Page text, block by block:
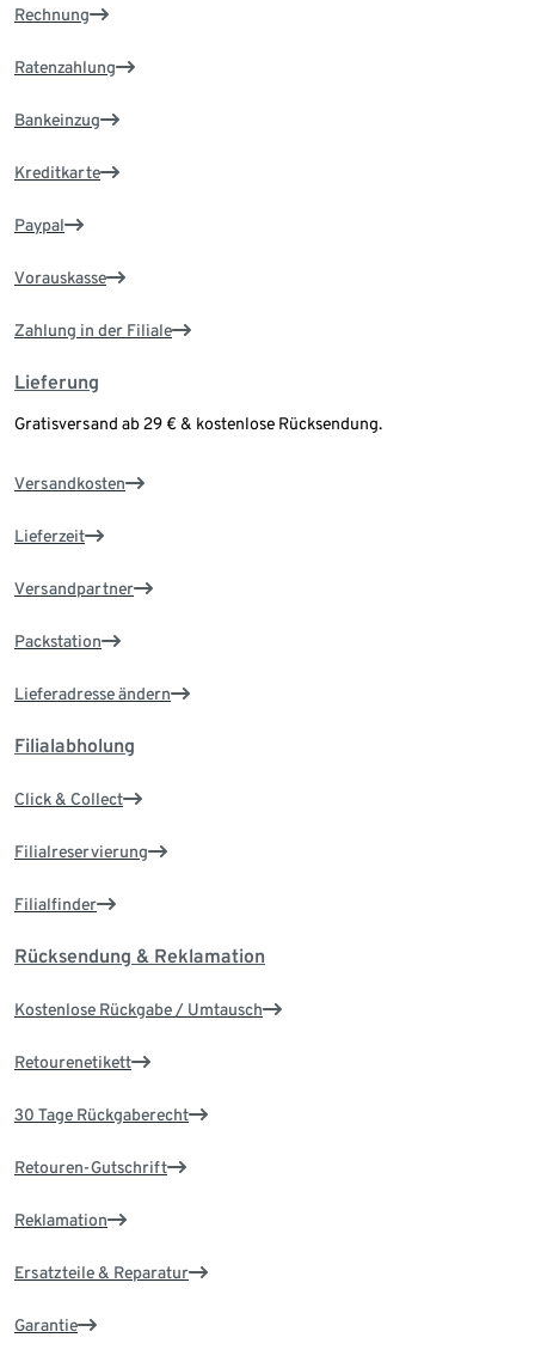
Rechnung
Ratenzahlung
Bankeinzug
Kreditkarte
Paypal
Vorauskasse
Zahlung in der Filiale
Lieferung
Gratisversand ab 29 € & kostenlose Rücksendung.
Versandkosten
Lieferzeit
Versandpartner
Packstation
Lieferadresse ändern
Filialabholung
Click & Collect
Filialreservierung
Filialfinder
Rücksendung & Reklamation
Kostenlose Rückgabe / Umtausch
Retourenetikett
30 Tage Rückgaberecht
Retouren-Gutschrift
Reklamation
Ersatzteile & Reparatur
Garantie